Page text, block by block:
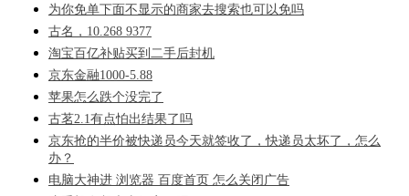
为你免单下面不显示的商家去搜索也可以免吗
古名，10.268 9377
淘宝百亿补贴买到二手后封机
京东金融1000-5.88
苹果怎么跌个没完了
古茗2.1有点怕出结果了吗
京东抢的半价被快递员今天就签收了，快递员太坏了，怎么
办？
电脑大神进 浏览器 百度首页 怎么关闭广告